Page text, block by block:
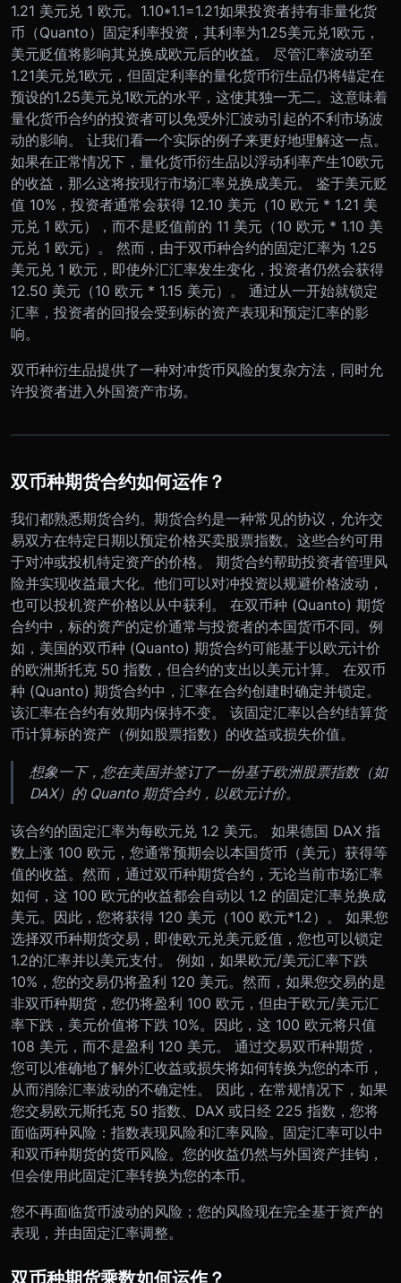
1.21 美元兑 1 欧元。1.10*1.1=1.21如果投资者持有非量化货
币（Quanto）固定利率投资，其利率为1.25美元兑1欧元，
美元贬值将影响其兑换成欧元后的收益。 尽管汇率波动至
1.21美元兑1欧元，但固定利率的量化货币衍生品仍将锚定在
预设的1.25美元兑1欧元的水平，这使其独一无二。这意味着
量化货币合约的投资者可以免受外汇波动引起的不利市场波
动的影响。 让我们看一个实际的例子来更好地理解这一点。
如果在正常情况下，量化货币衍生品以浮动利率产生10欧元
的收益，那么这将按现行市场汇率兑换成美元。 鉴于美元贬
值 10%，投资者通常会获得 12.10 美元（10 欧元 * 1.21 美
元兑 1 欧元），而不是贬值前的 11 美元（10 欧元 * 1.10 美
元兑 1 欧元）。 然而，由于双币种合约的固定汇率为 1.25
美元兑 1 欧元，即使外汇汇率发生变化，投资者仍然会获得
12.50 美元（10 欧元 * 1.15 美元）。 通过从一开始就锁定
汇率，投资者的回报会受到标的资产表现和预定汇率的影
响。
双币种衍生品提供了一种对冲货币风险的复杂方法，同时允
许投资者进入外国资产市场。
双币种期货合约如何运作？
我们都熟悉期货合约。期货合约是一种常见的协议，允许交
易双方在特定日期以预定价格买卖股票指数。这些合约可用
于对冲或投机特定资产的价格。 期货合约帮助投资者管理风
险并实现收益最大化。他们可以对冲投资以规避价格波动，
也可以投机资产价格以从中获利。 在双币种 (Quanto) 期货
合约中，标的资产的定价通常与投资者的本国货币不同。例
如，美国的双币种 (Quanto) 期货合约可能基于以欧元计价
的欧洲斯托克 50 指数，但合约的支出以美元计算。 在双币
种 (Quanto) 期货合约中，汇率在合约创建时确定并锁定。
该汇率在合约有效期内保持不变。 该固定汇率以合约结算货
币计算标的资产（例如股票指数）的收益或损失价值。
想象一下，您在美国并签订了一份基于欧洲股票指数（如
DAX）的 Quanto 期货合约，以欧元计价。
该合约的固定汇率为每欧元兑 1.2 美元。 如果德国 DAX 指
数上涨 100 欧元，您通常预期会以本国货币（美元）获得等
值的收益。然而，通过双币种期货合约，无论当前市场汇率
如何，这 100 欧元的收益都会自动以 1.2 的固定汇率兑换成
美元。因此，您将获得 120 美元（100 欧元*1.2）。 如果您
选择双币种期货交易，即使欧元兑美元贬值，您也可以锁定
1.2的汇率并以美元支付。 例如，如果欧元/美元汇率下跌
10%，您的交易仍将盈利 120 美元。然而，如果您交易的是
非双币种期货，您仍将盈利 100 欧元，但由于欧元/美元汇
率下跌，美元价值将下跌 10%。因此，这 100 欧元将只值
108 美元，而不是盈利 120 美元。 通过交易双币种期货，
您可以准确地了解外汇收益或损失将如何转换为您的本币，
从而消除汇率波动的不确定性。 因此，在常规情况下，如果
您交易欧元斯托克 50 指数、DAX 或日经 225 指数，您将
面临两种风险：指数表现风险和汇率风险。固定汇率可以中
和双币种期货的货币风险。您的收益仍然与外国资产挂钩，
但会使用此固定汇率转换为您的本币。
您不再面临货币波动的风险；您的风险现在完全基于资产的
表现，并由固定汇率调整。
双币种期货乘数如何运作？